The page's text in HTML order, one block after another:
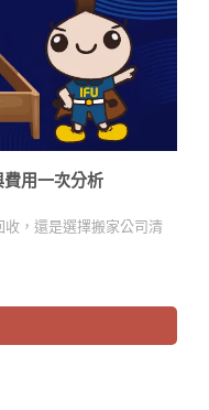
用一次分析
，還是選擇搬家公司清